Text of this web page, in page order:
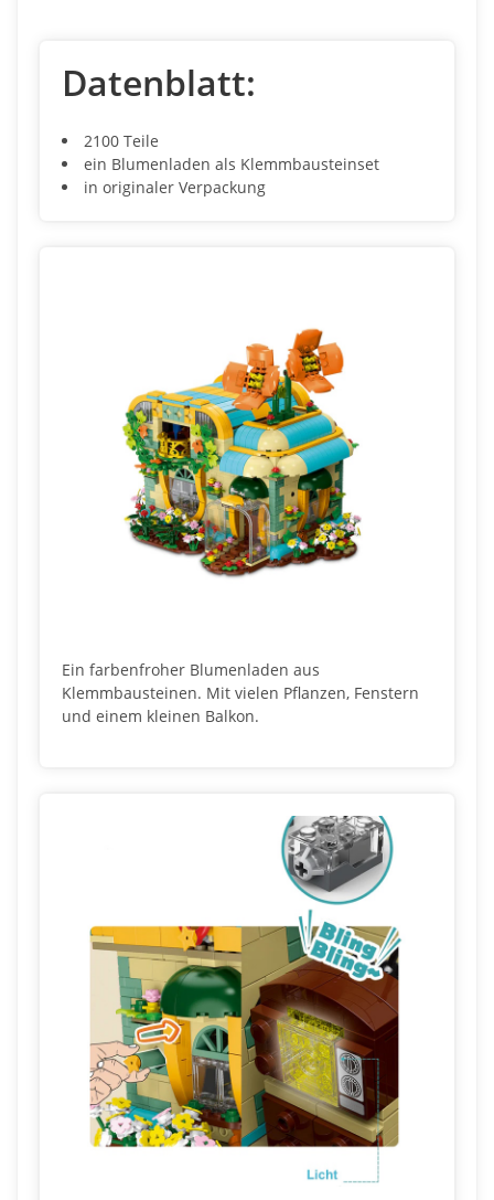
Datenblatt:
2100 Teile
ein Blumenladen als Klemmbausteinset
in originaler Verpackung
Ein farbenfroher Blumenladen aus
Klemmbausteinen. Mit vielen Pflanzen, Fenstern
und einem kleinen Balkon.